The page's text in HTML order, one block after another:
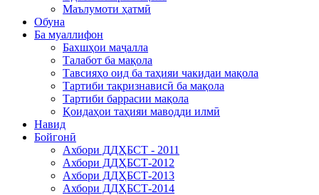
Маълумоти ҳатмӣ
Обуна
Ба муаллифон
Бахшҳои маҷалла
Талабот ба мақола
Тавсияҳо оид ба таҳияи чакидаи мақола
Тартиби тақризнависӣ ба мақола
Тартиби баррасии мақола
Қоидаҳои таҳияи маводди илмӣ
Навид
Бойгонӣ
Ахбори ДДҲБСТ - 2011
Ахбори ДДҲБСТ-2012
Ахбори ДДҲБСТ-2013
Ахбори ДДҲБСТ-2014